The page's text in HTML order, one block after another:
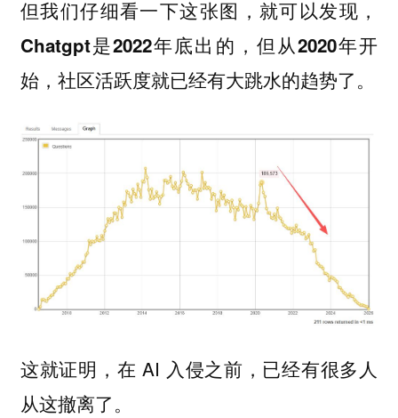
但我们仔细看一下这张图，就可以发现，
Chatgpt是2022年底出的，但从2020年开
始，社区活跃度就已经有大跳水的趋势了。
这就证明，在 AI 入侵之前，已经有很多人
从这撤离了。